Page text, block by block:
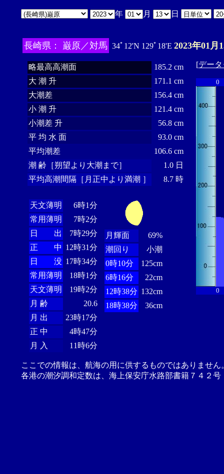
年 月 日
長崎県： 巌原／対馬 34ﾟ12'N 129ﾟ18'E 2023年01月
略最高高潮面
185.2 cm
大 潮 升
171.1 cm
大潮差
156.4 cm
小 潮 升
121.4 cm
小潮差 升
56.8 cm
平 均 水 面
93.0 cm
平均潮差
106.6 cm
潮 齢［朔望より大潮まで］
1.0 日
平均高潮間隔［月正中より満潮 ］
8.7 時
天文薄明
6時1分
常用薄明
7時2分
日 出
7時29分
正 中 12時31分
日 没 17時34分
常用薄明
18時1分
天文薄明
19時2分
月 齢
20.6
月 出
23時17分
正 中
4時47分
月 入
11時6分
月輝面
69%
潮回り
小潮
0時10分
125cm
6時16分
22cm
12時38分 132cm
18時38分
36cm
[デー
0
0
ここでの情報は、航海の用に供するものではありませ
各港の潮汐調和定数は、海上保安庁水路部書籍７４２